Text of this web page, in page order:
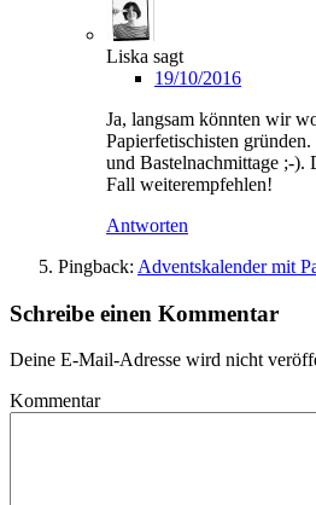
Liska sagt
19/10/2016
Ja, langsam könnten wir
Papierfetischisten
und Bastelnachmittage ;-).
Fall weiterempfehlen!
Antworten
Pingback: Adventskalender mit
Schreibe einen Kommentar
Deine E-Mail-Adresse wird nicht
Kommentar